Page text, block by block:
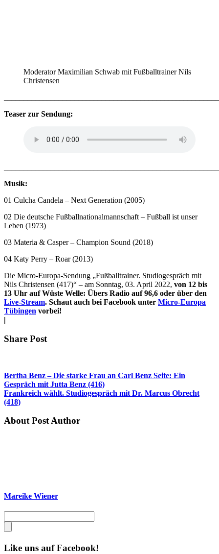
Moderator Maximilian Schwab mit Fußballtrainer Nils
Christensen
Teaser zur Sendung:
Musik:
01 Culcha Candela – Next Generation ­(2005)
02 Die deutsche Fußballnationalmannschaft – Fußball ist unser
Leben (1973)
03 Materia & Casper – Champion Sound (2018)
04 Katy Perry – Roar (2013)
Die Micro-Europa-Sendung „Fußballtrainer. Studiogespräch mit
Nils Christensen (417)“ – am Sonntag, 03. April 2022, von 12 bis
13 Uhr auf Wüste Welle: Übers Radio auf 96,6 oder über den
Live-Stream. Schaut auch bei Facebook unter Micro-Europa
Tübingen vorbei!
|
Share Post
Bertha Benz – Die starke Frau an Carl Benz Seite: Ein
Gespräch mit Jutta Benz (416)
Frankreich wählt. Studiogespräch mit Dr. Marcus Obrecht
(418)
About Post Author
Mareike Wiener
Like uns auf Facebook!